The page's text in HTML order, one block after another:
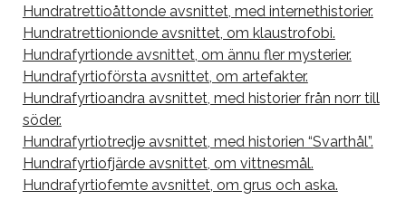
Hundratrettioåttonde avsnittet, med internethistorier.
Hundratrettionionde avsnittet, om klaustrofobi.
Hundrafyrtionde avsnittet, om ännu fler mysterier.
Hundrafyrtioförsta avsnittet, om artefakter.
Hundrafyrtioandra avsnittet, med historier från norr till
söder.
Hundrafyrtiotredje avsnittet, med historien “Svarthål”.
Hundrafyrtiofjärde avsnittet, om vittnesmål.
Hundrafyrtiofemte avsnittet, om grus och aska.